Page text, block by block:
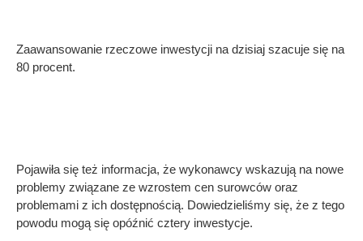
Zaawansowanie rzeczowe inwestycji na dzisiaj szacuje się na
80 procent.
Pojawiła się też informacja, że wykonawcy wskazują na nowe
problemy związane ze wzrostem cen surowców oraz
problemami z ich dostępnością. Dowiedzieliśmy się, że z tego
powodu mogą się opóźnić cztery inwestycje.